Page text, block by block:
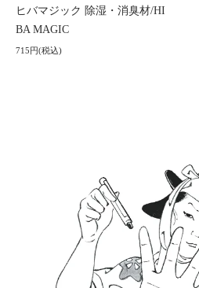
ヒバマジック 除湿・消臭材/HI
BA MAGIC
715円(税込)